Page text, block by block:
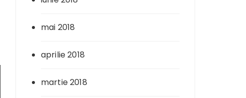
mai 2018
aprilie 2018
martie 2018